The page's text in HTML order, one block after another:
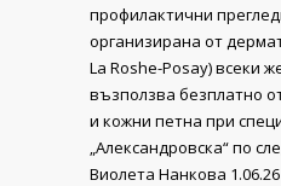
профилактични
организирана от
La Roshe-Posay) всеки
възползва безплатно
и кожни петна при
„Александровска“ по
Виолета Нанкова